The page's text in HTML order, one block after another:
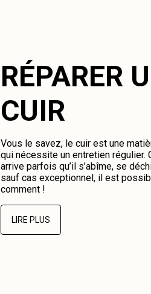
RÉPARER
CUIR
Vous le savez, le cuir est une
qui nécessite un entretien régulier.
arrive parfois qu’il s’abîme, se
sauf cas exceptionnel, il est
comment !
LIRE PLUS